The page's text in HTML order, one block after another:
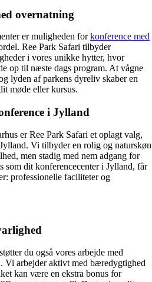
overnatning
er muligheden forkonference med
Ree Park Safari tilbyder
i vores unikke hytter, hvor
op til næste dags program. At vågne
lyden af parkens dyreliv skaber en
møde eller kursus.
i Jylland
er Ree Park Safari et oplagt valg,
Vi tilbyder en rolig og naturskøn
men stadig med nem adgang for
som dit konferencecenter i Jylland, får
professionelle faciliteter og
du også vores arbejde med
Vi arbejder aktivt med bæredygtighed
kan være en ekstra bonus for